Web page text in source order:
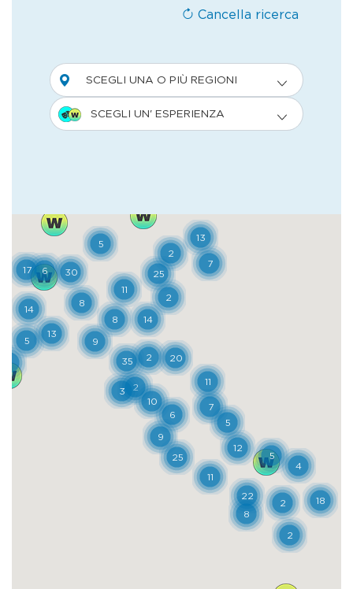
La città restò di proprietà di una sola
a privati. Lo spopolamento provocò un
significativo declino dell'attività industriale.
Completata alla fine degli anni '20, la città
comunitari molto avanzati per l'epoca.
L'intero villaggio era disposto secondo una
forma geometricamente regolare,
intersecata dalla strada principale
proveniente da Capriate. Le fabbriche e gli
uffici erano situati su un lato della strada,
corrispondente all'argine sinistro del fiume
Adda, mentre il villaggio stesso si trovava
sul lato opposto della strada e seguiva una
griglia rettangolare di strade su tre linee.
Le case si differenziavano le une dalle altre
per lo stile, il che contribuiva a offrire una
piacevole varietà di paesaggi urbani, legata
al ruolo che i suoi occupanti ricoprivano
originariamente all'interno della fabbrica.
Gli operai beneficiavano di altri servizi oltre